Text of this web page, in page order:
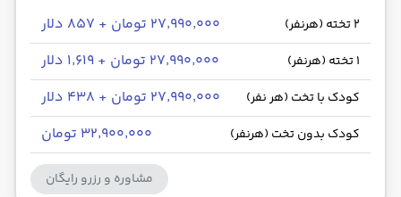
2 تخته (هرنفر) ۲۷٬۹۹۰٬۰۰۰ تومان + ۸۵۷ دلار
1 تخته (هرنفر) ۲۷٬۹۹۰٬۰۰۰ تومان + ۱٬۶۱۹ دلار
کودک با تخت (هر نفر) ۲۷٬۹۹۰٬۰۰۰ تومان + ۴۳۸ دلار
کودک بدون تخت (هرنفر) ۳۲٬۹۰۰٬۰۰۰ تومان
مشاوره و رزرو رایگان